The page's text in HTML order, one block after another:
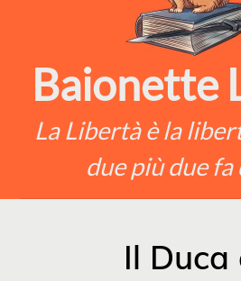
Baionette
La Libertà è la
due più due
Il Duca